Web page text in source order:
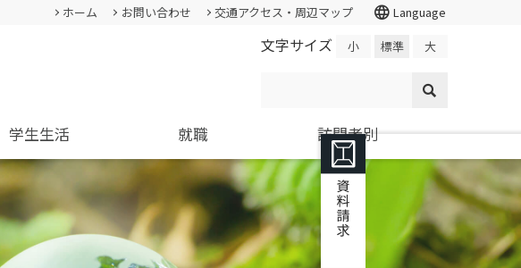
ホーム お問い合わせ 交通アクセス・周辺マップ language Language
文字サイズ 小 標準 大
情報公開・外部評価
各種基本方針、ポリシー等
施設・学外拠点
証明書の発行
人間形成
大学院
入試個人成績の開示
学生生活
学校学生生徒旅客運賃割引証(学割証)
)
スチューデント・コモンズ
就職
就職支援システム
求人の申し込み
訪問者別
高校教員